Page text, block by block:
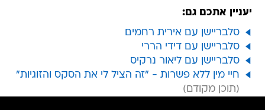
יעניין אתכם גם:
סלבריישן עם אירית רחמים
סלבריישן עם דידי הררי
סלבריישן עם ליאור נרקיס
חיי מין ללא פשרות - "זה הציל לי את הסקס והזוגיות"